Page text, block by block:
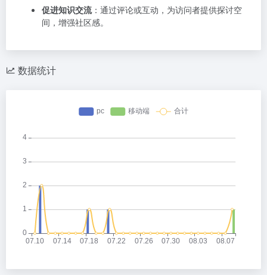
促进知识交流：通过评论或互动，为访问者提供探讨空
间，增强社区感。
数据统计